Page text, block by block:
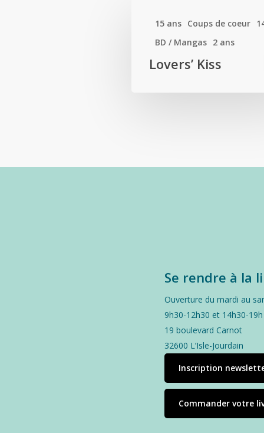
15 ans Coups de coeur
BD / Mangas 2 ans
Lovers’ Kiss
Se rendre à la
Ouverture du mardi au
9h30-12h30 et 14h30-19h
19 boulevard Carnot
32600 L’Isle-Jourdain
Inscription
Commander votre